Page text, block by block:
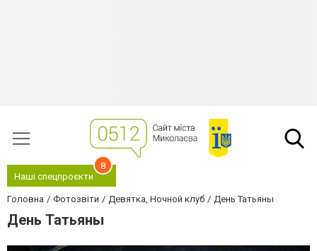
Наші спецпроєкти
8
Головна Фотозвіти Девятка, Ночной клуб День Татьяны
День Татьяны